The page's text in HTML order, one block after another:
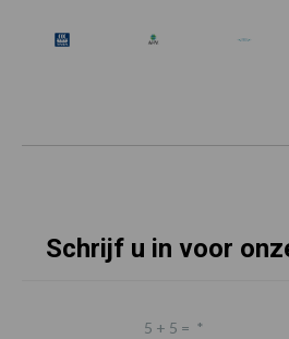
Schrijf u in voor
5 + 5 = *